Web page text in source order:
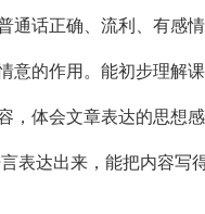
通话正确、流利、有感情
意的作用。能初步理解课
，体会文章表达的思想
表达出来，能把内容写